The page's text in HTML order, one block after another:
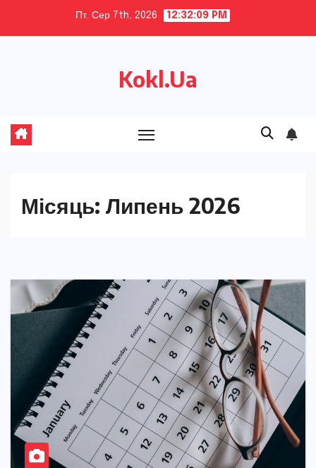
Пт. Сер 7th, 2026 12:32:11 PM
Kokl.Ua
Місяць: Липень 2026